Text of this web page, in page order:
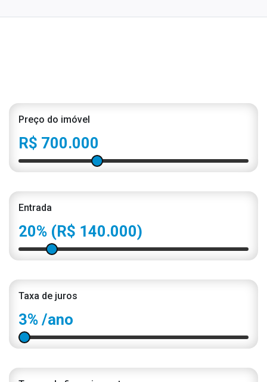
Preço do imóvel
R$ 700.000
Entrada
20% (R$ 140.000)
Taxa de juros
3% /ano